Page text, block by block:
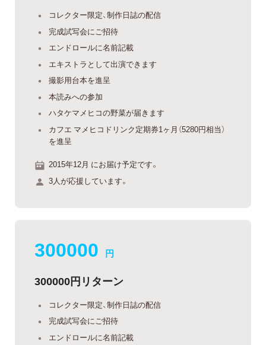
コレクター限定、制作日誌の配信
完成試写会にご招待
エンドロールに名前記載
エキストラとして出演できます
撮影用台本を進呈
本読みへの参加
ハタケマメヒコの野菜が届きます
カフエ マメヒコドリンク定期券1ヶ月（5280円相当）
を進呈
2015年12月 にお届け予定です。
3人が応援しています。
300000 円
300000円リターン
コレクター限定、制作日誌の配信
完成試写会にご招待
エンドロールに名前記載